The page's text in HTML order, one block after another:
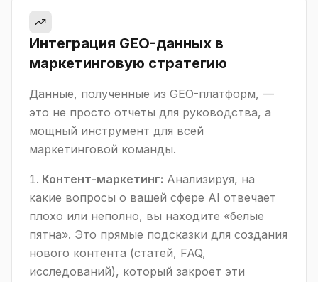
Интеграция GEO-данных в
маркетинговую стратегию
Данные, полученные из GEO-платформ, —
это не просто отчеты для руководства, а
мощный инструмент для всей
маркетинговой команды.
Контент-маркетинг: Анализируя, на
какие вопросы о вашей сфере AI отвечает
плохо или неполно, вы находите «белые
пятна». Это прямые подсказки для создания
нового контента (статей, FAQ,
исследований), который закроет эти